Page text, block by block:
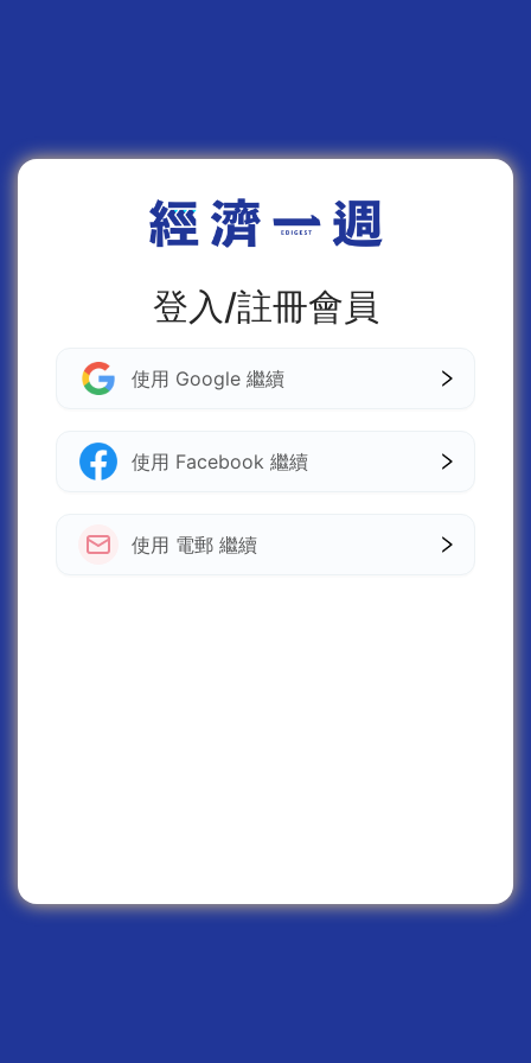
登入/註冊會員
使用 Google 繼續
使用 Facebook 繼續
使用 電郵 繼續